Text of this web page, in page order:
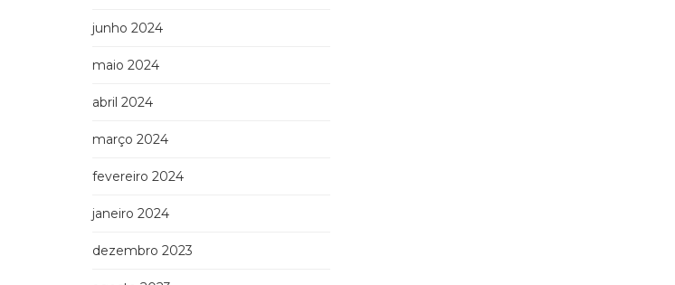
junho 2024
maio 2024
abril 2024
março 2024
fevereiro 2024
janeiro 2024
dezembro 2023